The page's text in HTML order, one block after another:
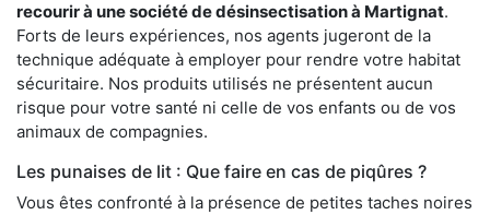
recourir à une société de désinsectisation à Martignat.
Forts de leurs expériences, nos agents jugeront de la
technique adéquate à employer pour rendre votre habitat
sécuritaire. Nos produits utilisés ne présentent aucun
risque pour votre santé ni celle de vos enfants ou de vos
animaux de compagnies.
Les punaises de lit : Que faire en cas de piqûres ?
Vous êtes confronté à la présence de petites taches noires